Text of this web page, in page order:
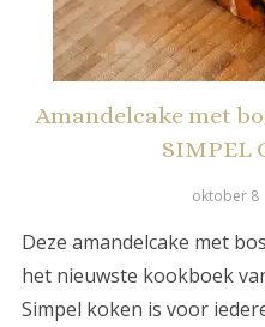
Amandelcake met
SIMPEL
oktober 8
Deze amandelcake met
het nieuwste kookboek
Simpel koken is voor